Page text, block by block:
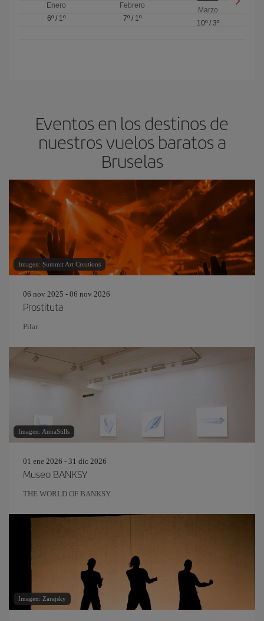
Enero
6º/ 1º
Febrero
7º/ 1º
Marzo
10º/ 3º
Eventos en los destinos de
nuestros vuelos baratos a
Bruselas
Imagen: Summit Art Creations
06 nov 2025 - 06 nov 2026
Prostituta
Pilar
Imagen: AnnaStills
01 ene 2026 - 31 dic 2026
Museo BANKSY
THE WORLD OF BANKSY
Imagen: Zarajsky